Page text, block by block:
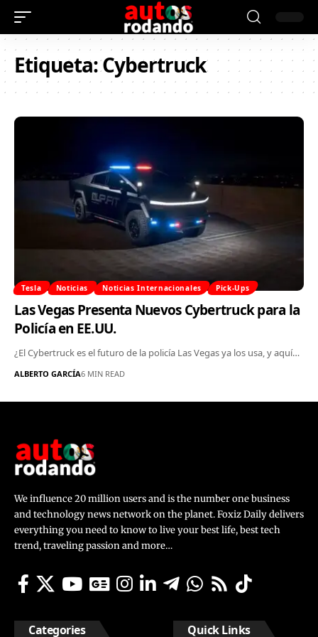
Etiqueta:Cybertruck
Tesla Noticias Noticias Internacionales Pick-Ups
Las Vegas Presenta Nuevos Cybertruck para la
Policía en EE.UU.
¿El Cybertruck es el futuro de la policía Las Vegas ya los usa, y aquí…
ALBERTO GARCÍA6 MIN READ
We influence 20 million users and is the number one business
and technology news network on the planet. Foxiz Daily delivers
everything you need to know to live your best life, best tech
trend, traveling passion and more…
Categories Quick Links